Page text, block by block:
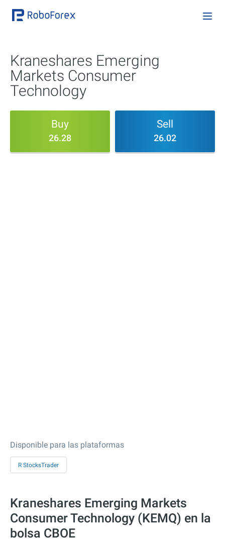
Kraneshares Emerging
Markets Consumer
Technology
Buy
26.28
Sell
26.02
Disponible para las plataformas
R StocksTrader
Kraneshares Emerging Markets
Consumer Technology (KEMQ) en la
bolsa CBOE